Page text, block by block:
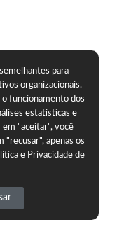
para
organizacionais.
o funcionamento dos
estatísticas e
"aceitar", você
"recusar", apenas os
e Privacidade de